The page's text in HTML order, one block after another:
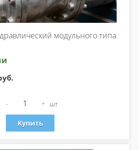
модульного типа
- + шт
Купить